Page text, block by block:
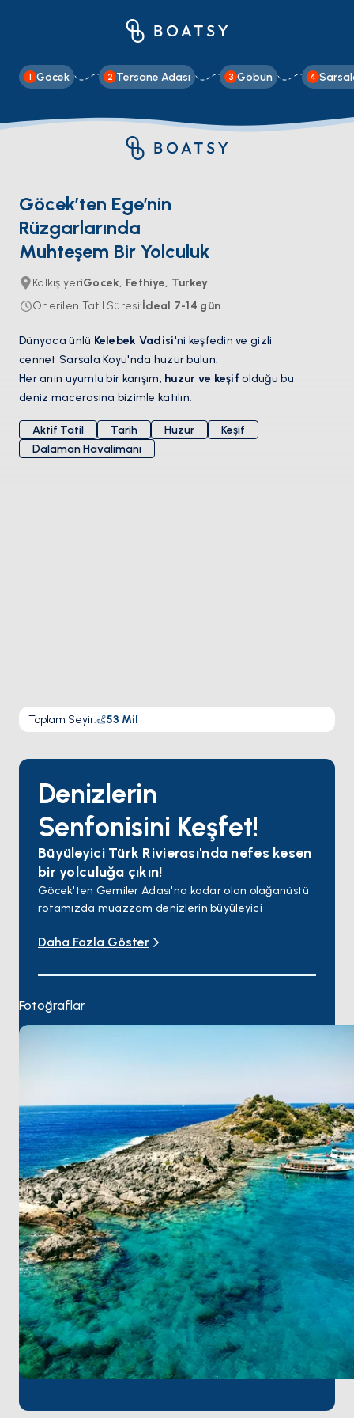
1 Göcek 2 Tersane Adası 3 Göbün 4
Göcek’ten Ege’nin
Rüzgarlarında
Muhteşem Bir Yolculuk
Kalkış yeriGocek, Fethiye, Turkey
Önerilen Tatil Süresi:İdeal 7-14 gün
Dünyaca ünlü Kelebek Vadisi'ni keşfedin ve gizli
cennet Sarsala Koyu'nda huzur bulun.
Her anın uyumlu bir karışım, huzur ve keşifolduğu bu
deniz macerasına bizimle katılın.
Aktif Tatil Tarih Huzur
Keşif
Dalaman Havalimanı
Toplam Seyir: 53 Mil
Denizlerin
Senfonisini Keşfet!
Büyüleyici Türk Rivierası'nda nefes kesen
bir yolculuğa çıkın!
Göcek'ten Gemiler Adası'na kadar olan olağanüstü
rotamızda muazzam denizlerin büyüleyici
Tersane Adası'nın berrak sularında kendinizi
sakin Sarsala Koyu'nda huzuru bulun.
Kelebek Vadisi'ni keşfedin.
Ölüdeniz üzerinde paraşütle atlamanın heyecanını
, keyifli bir tekne turu için mükemmel bir
başlangıç noktasıdır. Yolculuğunuzun başında
havalimanından yapacağınız kısa bir transfer ile
unutulmaz deniz maceranıza hızlı bir şekilde
atılabilirsiniz.
Daha Fazla Göster
Fotoğraflar